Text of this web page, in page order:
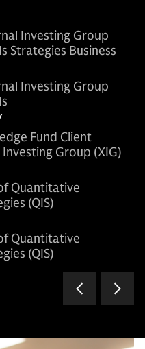
Investing Group
Strategies Business
Investing Group
Fund Client
Group (XIG)
Quantitative
(QIS)
Quantitative
(QIS)